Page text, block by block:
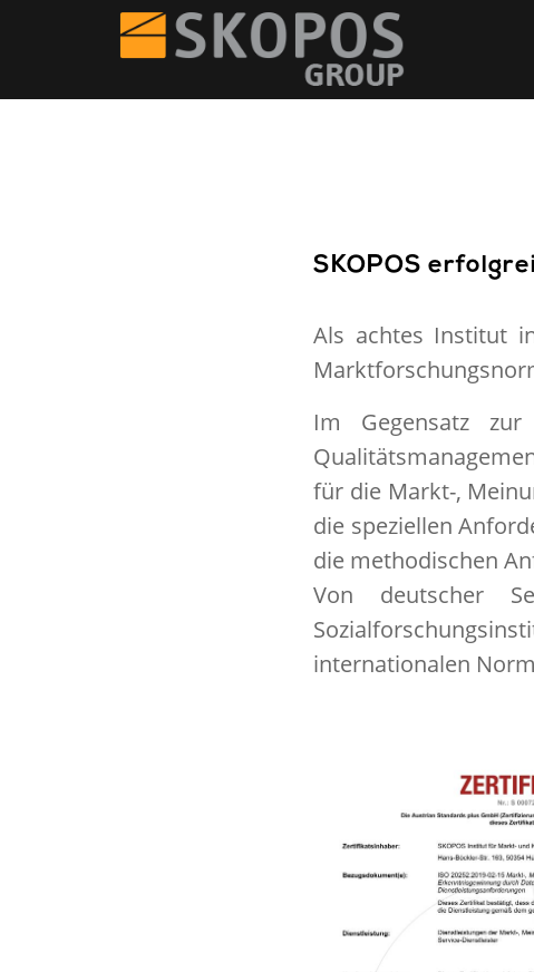
SKOPOS
Als achtes Institut
Im Gegensatz zur
für die Markt-,
die speziellen
die methodischen
Von deutscher
internationalen